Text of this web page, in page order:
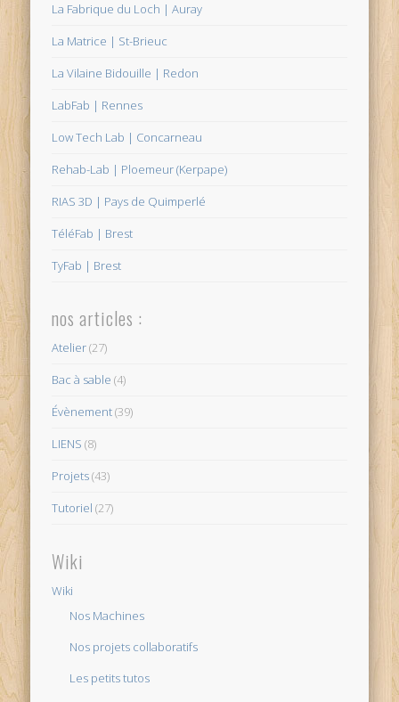
La Fabrique du Loch | Auray
La Matrice | St-Brieuc
La Vilaine Bidouille | Redon
LabFab | Rennes
Low Tech Lab | Concarneau
Rehab-Lab | Ploemeur (Kerpape)
RIAS 3D | Pays de Quimperlé
TéléFab | Brest
TyFab | Brest
nos articles :
Atelier(27)
Bac à sable (4)
Évènement(39)
LIENS (8)
Projets(43)
Tutoriel (27)
Wiki
Wiki
Nos Machines
Nos projets collaboratifs
Les petits tutos